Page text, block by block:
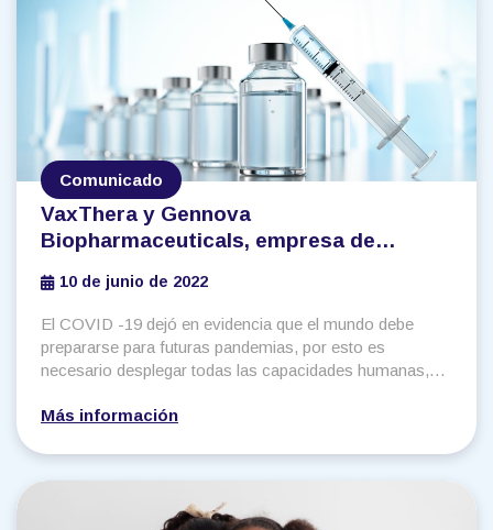
Comunicado
VaxThera y Gennova
Biopharmaceuticals, empresa de
esfuerzos para fortalecer las
capacidades tecnológicas para el
desarrollo de vacunas en el país para
América Latina
10 de junio de 2022
El COVID -19 dejó en evidencia que el mundo debe
prepararse para futuras pandemias, por esto es
necesario desplegar todas las capacidades humanas,
poblaciones de enfermedades emergentes y otras
Más información